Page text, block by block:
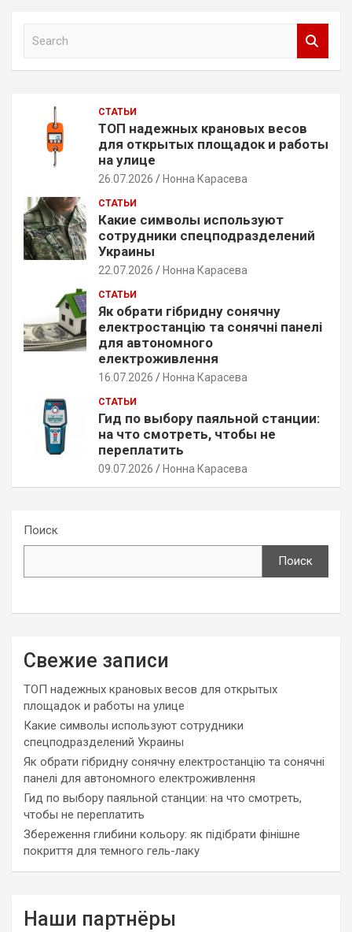
СТАТЬИ
ТОП надежных крановых весов
для открытых площадок и работы
на улице
26.07.2026 Нонна Карасева
СТАТЬИ
Какие символы используют
сотрудники спецподразделений
Украины
22.07.2026 Нонна Карасева
СТАТЬИ
Як обрати гібридну сонячну
електростанцію та сонячні панелі
для автономного
електроживлення
16.07.2026 Нонна Карасева
СТАТЬИ
Гид по выбору паяльной станции:
на что смотреть, чтобы не
переплатить
09.07.2026 Нонна Карасева
Поиск
Поиск
Свежие записи
ТОП надежных крановых весов для открытых
площадок и работы на улице
Какие символы используют сотрудники
спецподразделений Украины
Як обрати гібридну сонячну електростанцію та сонячні
панелі для автономного електроживлення
Гид по выбору паяльной станции: на что смотреть,
чтобы не переплатить
Збереження глибини кольору: як підібрати фінішне
покриття для темного гель-лаку
Наши партнёры